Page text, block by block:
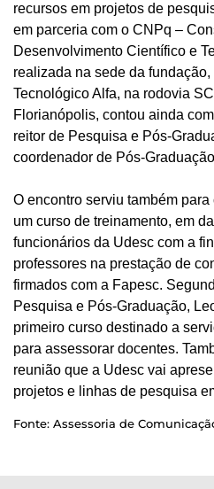
recursos em projetos de
em parceria com o CNPq –
Desenvolvimento Científico e
realizada na sede da
Tecnológico Alfa, na rodovia
Florianópolis, contou ainda
reitor de Pesquisa e Pós-
coordenador de Pós-
O encontro serviu também
um curso de treinamento, em
funcionários da Udesc com a
professores na prestação de
firmados com a Fapesc.
Pesquisa e Pós-Graduação,
primeiro curso destinado a
para assessorar docentes.
reunião que a Udesc vai
projetos e linhas de pesquisa
Fonte: Assessoria de